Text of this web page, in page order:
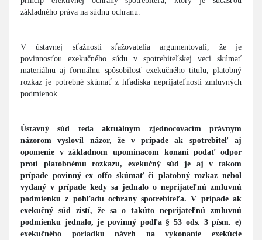
základného práva na súdnu ochranu.
V ústavnej sťažnosti sťažovatelia argumentovali, že je
povinnosťou exekučného súdu v spotrebiteľskej veci skúmať
materiálnu aj formálnu spôsobilosť exekučného titulu, platobný
rozkaz je potrebné skúmať z hľadiska neprijateľnosti zmluvných
podmienok.
Ústavný súd teda aktuálnym zjednocovacím právnym
názorom vyslovil názor, že v prípade ak spotrebiteľ aj
opomenie v základnom upomínacom konaní podať odpor
proti platobnému rozkazu, exekučný súd je aj v takom
prípade povinný ex offo skúmať či platobný rozkaz nebol
vydaný v prípade kedy sa jednalo o neprijateľnú zmluvnú
podmienku z pohľadu ochrany spotrebiteľa. V prípade ak
exekučný súd zistí, že sa o takúto neprijateľnú zmluvnú
podmienku jednalo, je povinný podľa § 53 ods. 3 písm. e)
exekučného poriadku návrh na vykonanie exekúcie